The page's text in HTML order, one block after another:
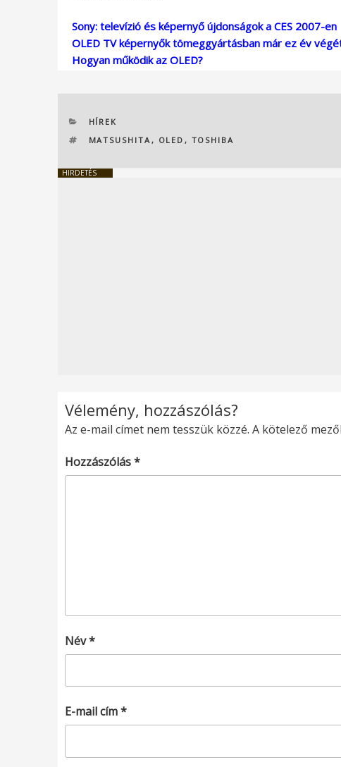
Sony: televízió és képernyő újdonságok a CES 2007-en
OLED TV képernyők tömeggyártásban már ez év
Hogyan működik az OLED?
KATEGÓRIÁK
HÍREK
CÍMKÉK
MATSUSHITA , OLED , TOSHIBA
HIRDETÉS
Vélemény, hozzászólás?
Az e-mail címet nem tesszük közzé. A kötelező
Hozzászólás*
Név*
E-mail cím*